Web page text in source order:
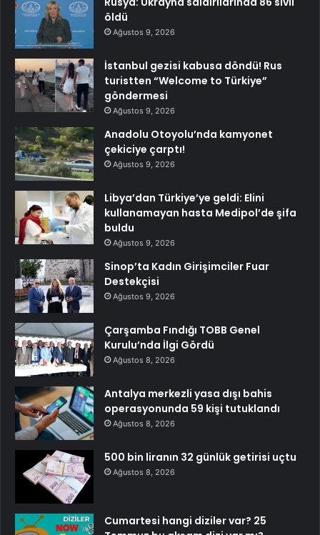
öldü
Ağustos 9, 2026
İstanbul gezisi kabusa döndü! Rus
turistten “Welcome to Türkiye”
göndermesi
Ağustos 9, 2026
Anadolu Otoyolu’nda kamyonet
çekiciye çarptı!
Ağustos 9, 2026
Libya’dan Türkiye’ye geldi: Elini
kullanamayan hasta Medipol’de şifa
buldu
Ağustos 9, 2026
Sinop’ta Kadın Girişimciler Fuar
Destekçisi
Ağustos 9, 2026
Çarşamba Fındığı TOBB Genel
Kurulu’nda İlgi Gördü
Ağustos 8, 2026
Antalya merkezli yasa dışı bahis
operasyonunda 59 kişi tutuklandı
Ağustos 8, 2026
500 bin liranın 32 günlük getirisi uçtu
Ağustos 8, 2026
Cumartesi hangi diziler var? 25